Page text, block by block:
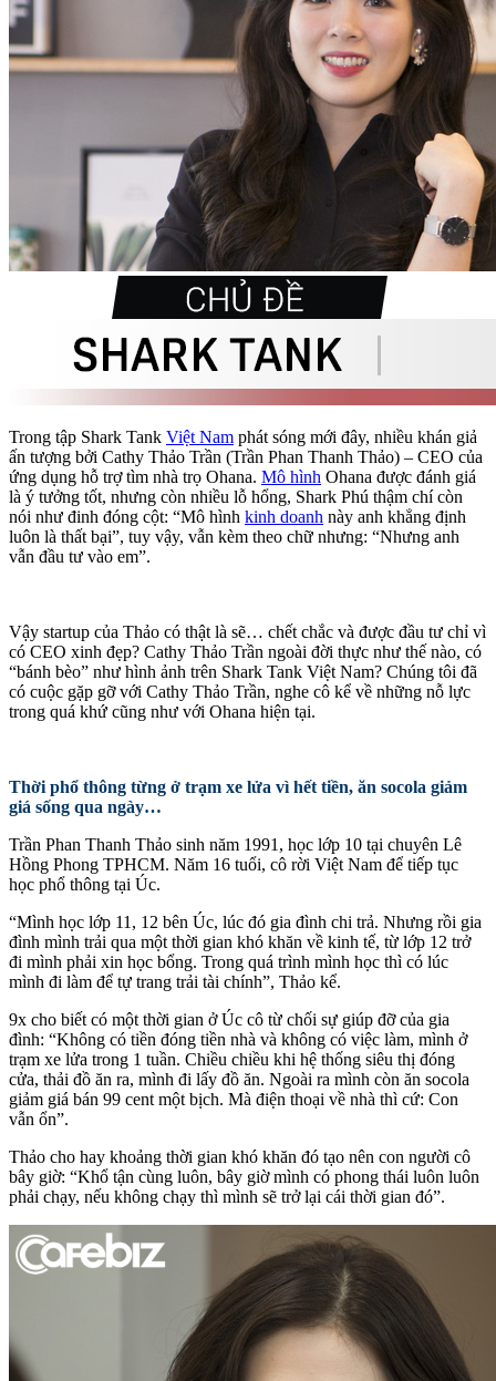
Trong tập Shark Tank Việt Nam phát sóng mới đây, nhiều khán giả
ấn tượng bởi Cathy Thảo Trần (Trần Phan Thanh Thảo) – CEO của
ứng dụng hỗ trợ tìm nhà trọ Ohana. Mô hình Ohana được đánh giá
là ý tưởng tốt, nhưng còn nhiều lỗ hổng, Shark Phú thậm chí còn
nói như đinh đóng cột: “Mô hình kinh doanh này anh khẳng định
luôn là thất bại”, tuy vậy, vẫn kèm theo chữ nhưng: “Nhưng anh
vẫn đầu tư vào em”.
Vậy startup của Thảo có thật là sẽ… chết chắc và được đầu tư chỉ vì
có CEO xinh đẹp? Cathy Thảo Trần ngoài đời thực như thế nào, có
“bánh bèo” như hình ảnh trên Shark Tank Việt Nam? Chúng tôi đã
có cuộc gặp gỡ với Cathy Thảo Trần, nghe cô kể về những nỗ lực
trong quá khứ cũng như với Ohana hiện tại.
Thời phổ thông từng ở trạm xe lửa vì hết tiền, ăn socola giảm
giá sống qua ngày…
Trần Phan Thanh Thảo sinh năm 1991, học lớp 10 tại chuyên Lê
Hồng Phong TPHCM. Năm 16 tuổi, cô rời Việt Nam để tiếp tục
học phổ thông tại Úc.
“Mình học lớp 11, 12 bên Úc, lúc đó gia đình chi trả. Nhưng rồi gia
đình mình trải qua một thời gian khó khăn về kinh tế, từ lớp 12 trở
đi mình phải xin học bổng. Trong quá trình mình học thì có lúc
mình đi làm để tự trang trải tài chính”, Thảo kể.
9x cho biết có một thời gian ở Úc cô từ chối sự giúp đỡ của gia
đình: “Không có tiền đóng tiền nhà và không có việc làm, mình ở
trạm xe lửa trong 1 tuần. Chiều chiều khi hệ thống siêu thị đóng
cửa, thải đồ ăn ra, mình đi lấy đồ ăn. Ngoài ra mình còn ăn socola
giảm giá bán 99 cent một bịch. Mà điện thoại về nhà thì cứ: Con
vẫn ổn”.
Thảo cho hay khoảng thời gian khó khăn đó tạo nên con người cô
bây giờ: “Khổ tận cùng luôn, bây giờ mình có phong thái luôn luôn
phải chạy, nếu không chạy thì mình sẽ trở lại cái thời gian đó”.